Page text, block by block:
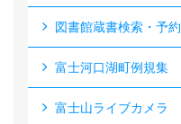
図書館蔵書検索・予約
富士河口湖町例規集
富士山ライブカメラ